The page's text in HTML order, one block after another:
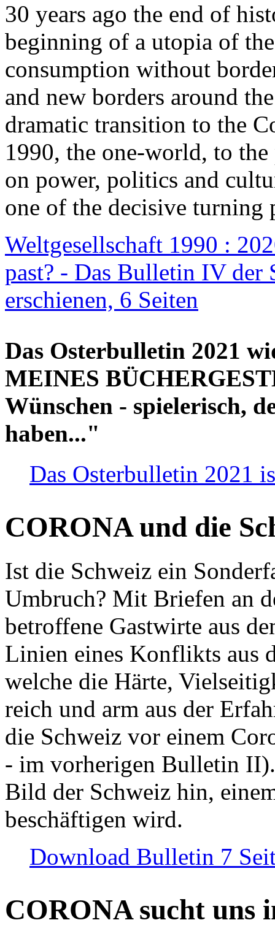
30 years ago the end of
beginning of a utopia of
consumption without
and new borders around
dramatic transition to the
1990, the one-world, to the
on power, politics and
one of the decisive turning
Weltgesellschaft 1990 :
past? - Das Bulletin IV der
erschienen, 6 Seiten
Das Osterbulletin 2021
MEINES
Wünschen - spielerisch,
haben..."
Das Osterbulletin 2021
CORONA und die
Ist die Schweiz ein
Umbruch? Mit Briefen an
betroffene Gastwirte aus
Linien eines Konflikts aus
welche die Härte,
reich und arm aus der
die Schweiz vor einem
- im vorherigen Bulletin
Bild der Schweiz hin,
beschäftigen wird.
Download Bulletin 7
CORONA sucht uns